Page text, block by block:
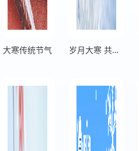
大寒传统节气 岁月大寒 共赴温暖